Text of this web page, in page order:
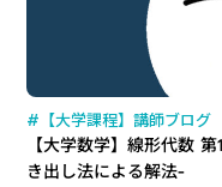
#【大学課程】講師ブログ
【大学数学】線形代数
き出し法による解法-